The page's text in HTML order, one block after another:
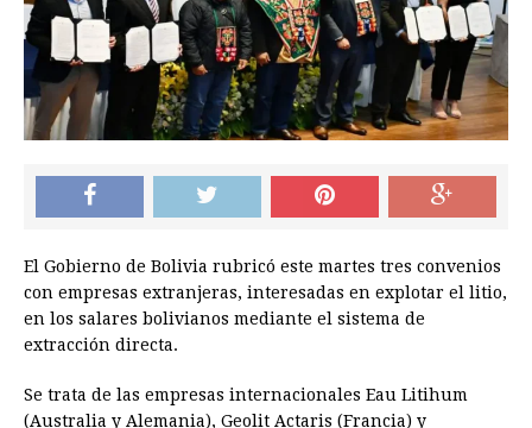
El Gobierno de Bolivia rubricó este martes tres convenios
con empresas extranjeras, interesadas en explotar el litio,
en los salares bolivianos mediante el sistema de
extracción directa.
Se trata de las empresas internacionales Eau Litihum
(Australia y Alemania), Geolit Actaris (Francia) y